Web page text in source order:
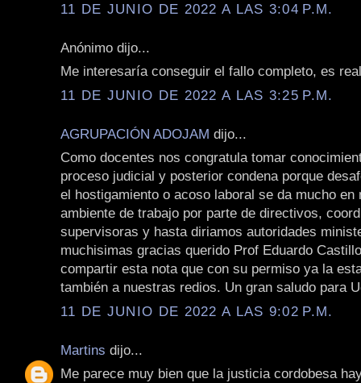
11 DE JUNIO DE 2022 A LAS 3:04 P.M.
Anónimo dijo...
Me interesaría conseguir el fallo completo, es
11 DE JUNIO DE 2022 A LAS 3:25 P.M.
AGRUPACIÓN ADOJAM dijo...
Como docentes nos congratula tomar
proceso judicial y posterior condena porque
el hostigamiento o acoso laboral se da mucho en
ambiente de trabajo por parte de directivos,
supervisoras y hasta diriamos autoridades
muchisimas gracias querido Prof Eduardo
compartir esta nota que con su permiso ya la
también a nuestras redios. Un gran saludo para
11 DE JUNIO DE 2022 A LAS 9:02 P.M.
Martins dijo...
Me parece muy bien que la justicia cordobesa